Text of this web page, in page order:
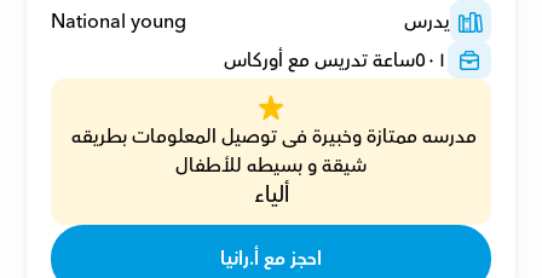
يدرس
National young
٥٠١ساعة تدريس مع أوركاس
شيقة و بسيطه للأطفال
ألياء
احجز مع أ.رانيا